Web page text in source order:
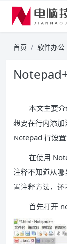
首页 软件办公
本文主要
想要在行内添
Notepad 行设
在使用
注释不知道从
置注释方法，还
首先打开